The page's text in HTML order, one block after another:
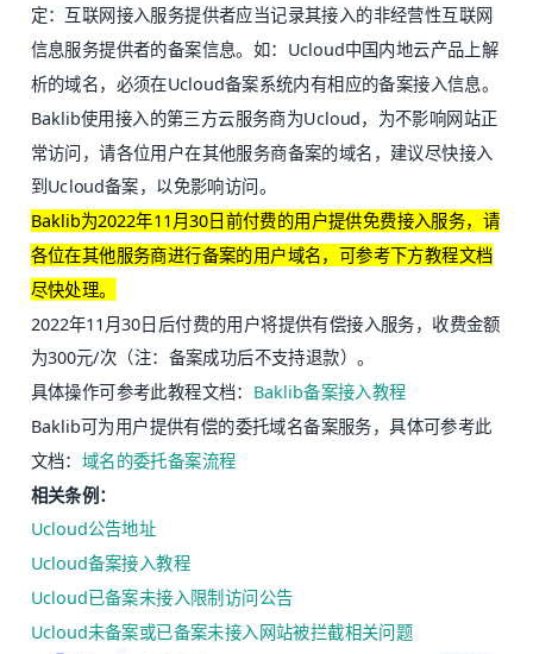
定：互联网接入服务提供者应当记录其接入的非经营性互联网
信息服务提供者的备案信息。如：Ucloud中国内地云产品上解
析的域名，必须在Ucloud备案系统内有相应的备案接入信息。
Baklib使用接入的第三方云服务商为Ucloud，为不影响网站正
常访问，请各位用户在其他服务商备案的域名，建议尽快接入
到Ucloud备案，以免影响访问。
Baklib为2022年11月30日前付费的用户提供免费接入服务，请
各位在其他服务商进行备案的用户域名，可参考下方教程文档
尽快处理。
2022年11月30日后付费的用户将提供有偿接入服务，收费金额
为300元/次（注：备案成功后不支持退款）。
具体操作可参考此教程文档： Baklib备案接入教程
Baklib可为用户提供有偿的委托域名备案服务，具体可参考此
文档： 域名的委托备案流程
相关条例：
Ucloud公告地址
Ucloud备案接入教程
Ucloud已备案未接入限制访问公告
Ucloud未备案或已备案未接入网站被拦截相关问题